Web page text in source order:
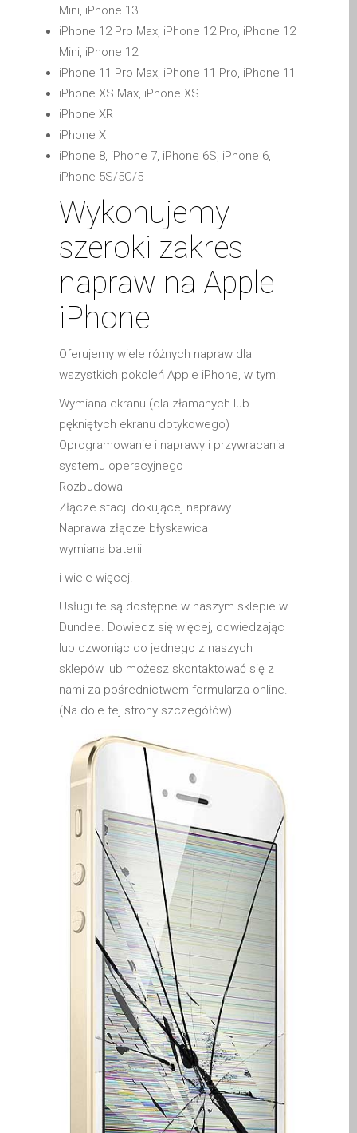
Austausch der Batterie für
Diehard Apple-Fans für
immer!
Kontaktieren Sie uns
Reparatur von Apple Mac
OS X und macOS in
Dundee
Reparaturen für das Apple
MacBook Serie
Dunkler Bildschirm bei
Reparatur von Apple
MacBook-Displays mit
Rissen in Dundee – Pro,
Schnell-Reparatur-Service
Warum vertrauen Mac-
Reparaturen hier in
Dundee
es (Español)
Acérrimos fans de Apple
Batería de repuesto para
su iPhone y iPad
Cargadores para Apple
MacBook en Dundee –
Fuentes de alimentación
Cartel publicitario:
Reparaciones de Apple
Mac aquí en Dundee
Contáctenos
Las reparaciones de la
serie Apple MacBook
Pantalla tenue en
MacBook, MacBook Pro,
MacBook Air y MacBook
Neo
Opciones de servicio
rápido garantizado
Mini, iPhone 13
iPhone 12 Pro Max, iPhone 12 Pro, iPhone 12
Mini, iPhone 12
iPhone 11 Pro Max, iPhone 11 Pro, iPhone 11
iPhone XS Max, iPhone XS
iPhone XR
iPhone X
iPhone 8, iPhone 7, iPhone 6S, iPhone 6,
iPhone 5S/5C/5
Wykonujemy
szeroki zakres
napraw na Apple
iPhone
Oferujemy wiele różnych napraw dla
wszystkich pokoleń Apple iPhone, w tym:
Wymiana ekranu (dla złamanych lub
pękniętych ekranu dotykowego)
Oprogramowanie i naprawy i przywracania
systemu operacyjnego
Rozbudowa
Złącze stacji dokującej naprawy
Naprawa złącze błyskawica
wymiana baterii
i wiele więcej.
Usługi te są dostępne w naszym sklepie w
Dundee. Dowiedz się więcej, odwiedzając
lub dzwoniąc do jednego z naszych
sklepów lub możesz skontaktować się z
nami za pośrednictwem formularza online.
(Na dole tej strony szczegółów).